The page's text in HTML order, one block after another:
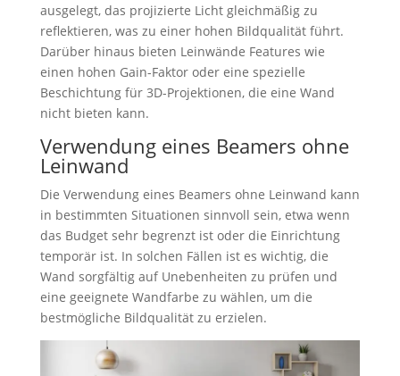
ausgelegt, das projizierte Licht gleichmäßig zu
reflektieren, was zu einer hohen Bildqualität führt.
Darüber hinaus bieten Leinwände Features wie
einen hohen Gain-Faktor oder eine spezielle
Beschichtung für 3D-Projektionen, die eine Wand
nicht bieten kann.
Verwendung eines Beamers ohne
Leinwand
Die Verwendung eines Beamers ohne Leinwand kann
in bestimmten Situationen sinnvoll sein, etwa wenn
das Budget sehr begrenzt ist oder die Einrichtung
temporär ist. In solchen Fällen ist es wichtig, die
Wand sorgfältig auf Unebenheiten zu prüfen und
eine geeignete Wandfarbe zu wählen, um die
bestmögliche Bildqualität zu erzielen.